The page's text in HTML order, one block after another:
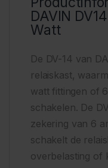
DAVIN
Watt
De DV-14 van
relaiskast,
watt fittingen of
schakelen. De
zekering van 6
schakelt de
overbelasting of